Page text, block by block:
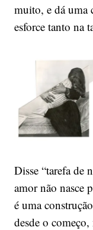
muito, e dá uma
esforce tanto na
Disse “tarefa de
amor não nasce
é uma
desde o